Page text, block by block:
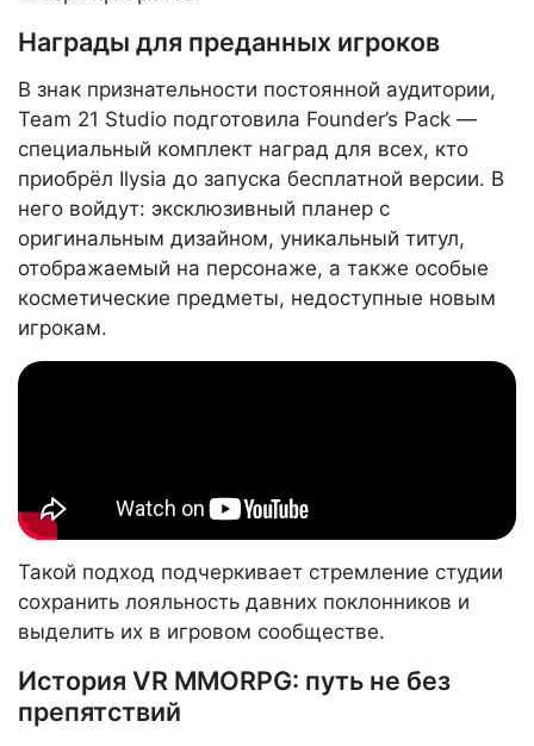
Награды для преданных игроков
В знак признательности постоянной аудитории,
Team 21 Studio подготовила Founder’s Pack —
специальный комплект наград для всех, кто
приобрёл Ilysia до запуска бесплатной версии. В
него войдут: эксклюзивный планер с
оригинальным дизайном, уникальный титул,
отображаемый на персонаже, а также особые
косметические предметы, недоступные новым
игрокам.
Такой подход подчеркивает стремление студии
сохранить лояльность давних поклонников и
выделить их в игровом сообществе.
История VR MMORPG: путь не без
препятствий